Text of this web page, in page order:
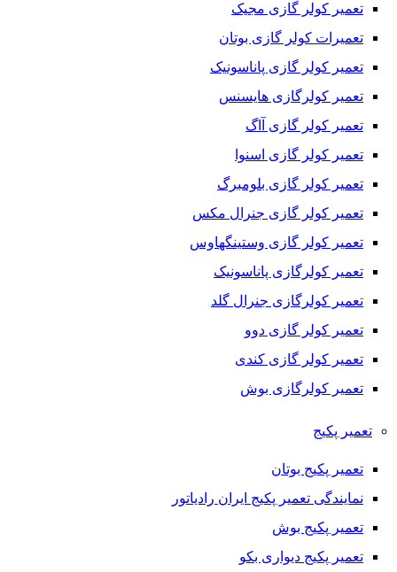
تعمیر کولر گازی مجیک
تعمیرات کولر گازی بوتان
تعمیر کولر گازی پاناسونیک
تعمیر کولرگازی هایسنس
تعمیر کولر گازی آاگ
تعمیر کولر گازی اسنوا
تعمیر کولر گازی بلومبرگ
تعمیر کولر گازی جنرال مکس
تعمیر کولر گازی وستینگهاوس
تعمیر کولرگازی پاناسونیک
تعمیر کولرگازی جنرال گلد
تعمیر کولر گازی دوو
تعمیر کولر گازی کندی
تعمیر کولرگازی بوش
تعمیر پکیج
تعمیر پکیج بوتان
نمایندگی تعمیر پکیج ایران رادیاتور
تعمیر پکیج بوش
تعمیر پکیج دیواری بکو